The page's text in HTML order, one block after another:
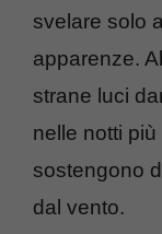
svelare solo
apparenze.
strane luci
nelle notti
sostengono
dal vento.